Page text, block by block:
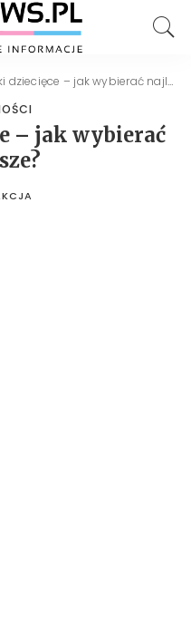
– jak wybierać najlepsze?
– jak wybierać